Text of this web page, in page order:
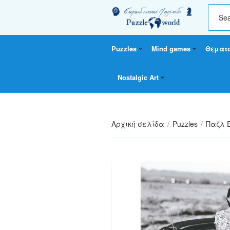
a
t
e
y
a
m
Puzzles Mind games
Nostalgic Art
Αρχική σελίδα / Puzzles / Παζλ